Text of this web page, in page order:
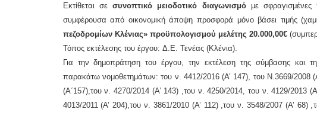
Εκτίθεται σεσυνοπτικό μειοδοτικό διαγωνισμόμε σφραγισμένες
συμφέρουσα από οικονομική άποψη προσφορά μόνο βάσει τιμής
πεζοδρομίων Κλένιας» προϋπολογισμού μελέτης 20.000,00€ (
Τόπος εκτέλεσης του έργου: Δ.Ε. Τενέας (Κλένια).
Για την δημοπράτηση του έργου, την εκτέλεση της σύμβασης και
παρακάτω νομοθετημάτων:του ν. 4412/2016 (Α’ 147), του Ν.3669/2008
(Α΄157),του ν. 4270/2014 (Α’ 143) ,του ν. 4250/2014, του ν. 4129/2013
4013/2011 (Α’ 204),του ν. 3861/2010 (Α’ 112) ,του ν. 3548/2007 (Α’ 68) ,